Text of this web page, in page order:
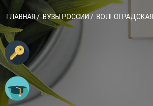
ГЛАВНАЯ/ ВУЗЫ РОССИИ /